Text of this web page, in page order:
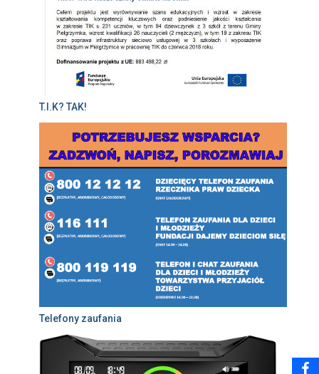
T.I.K? TAK!
Telefony zaufania